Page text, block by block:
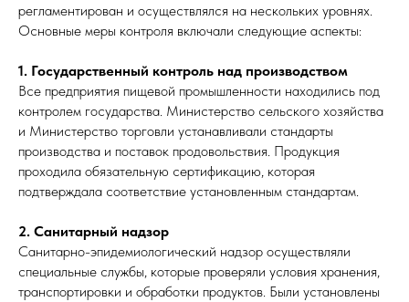
регламентирован и осуществлялся на нескольких уровнях.
Основные меры контроля включали следующие аспекты:
1. Государственный контроль над производством
Все предприятия пищевой промышленности находились под
контролем государства. Министерство сельского хозяйства
и Министерство торговли устанавливали стандарты
производства и поставок продовольствия. Продукция
проходила обязательную сертификацию, которая
подтверждала соответствие установленным стандартам.
2. Санитарный надзор
Санитарно-эпидемиологический надзор осуществляли
специальные службы, которые проверяли условия хранения,
транспортировки и обработки продуктов. Были установлены